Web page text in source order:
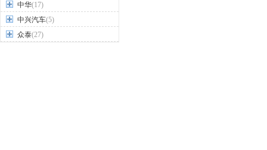
中华(17)
中兴汽车(5)
众泰(27)